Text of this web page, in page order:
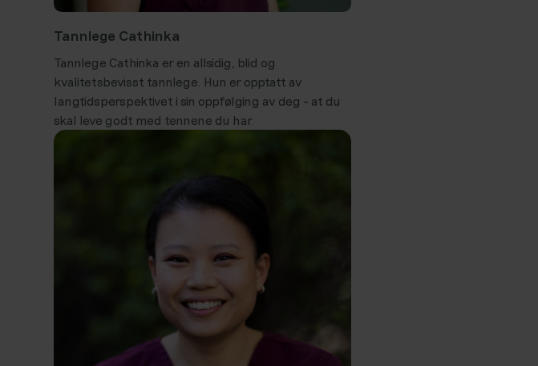
Tannlege Cathinka
Tannlege Cathinka er en allsidig, blid og
kvalitetsbevisst tannlege. Hun er opptatt av
langtidsperspektivet i sin oppfølging av deg - at du
skal leve godt med tennene du har.